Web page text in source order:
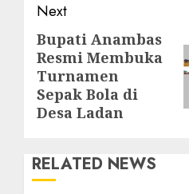
Next
Next
post:
Bupati Anambas
Resmi Membuka
Turnamen
Sepak Bola di
Desa Ladan
RELATED NEWS